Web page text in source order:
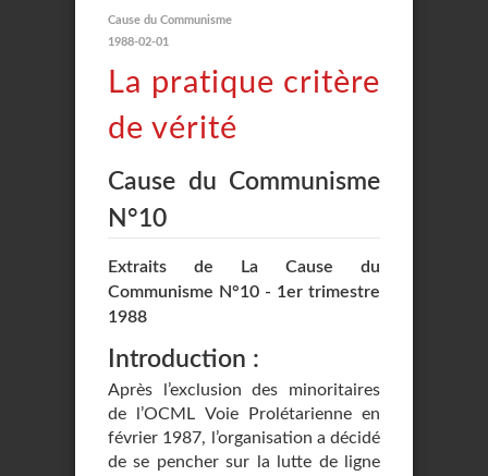
Cause du Communisme
1988-02-01
La pratique critère
de vérité
Cause du Communisme
N°10
Extraits de La Cause du
Communisme N°10 - 1er trimestre
1988
Introduction :
Après l’exclusion des minoritaires
de l’OCML Voie Prolétarienne en
février 1987, l’organisation a décidé
de se pencher sur la lutte de ligne